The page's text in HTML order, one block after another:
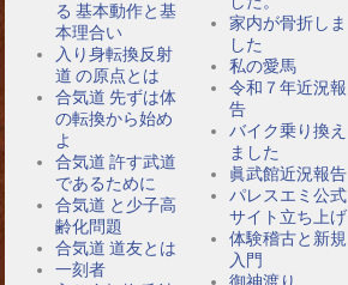
る 基本動作と基
本理合い
入り身転換反射
道 の原点とは
合気道 先ずは体
の転換から始め
よ
合気道 許す武道
であるために
合気道 と少子高
齢化問題
合気道 道友とは
一刻者
家内が骨折しま
した
私の愛馬
令和７年近況報
告
バイク乗り換え
ました
眞武館近況報告
パレスエミ公式
サイト立ち上げ
体験稽古と新規
入門